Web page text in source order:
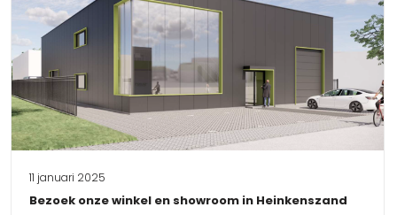
11 januari 2025
Bezoek onze winkel en showroom in Heinkenszand